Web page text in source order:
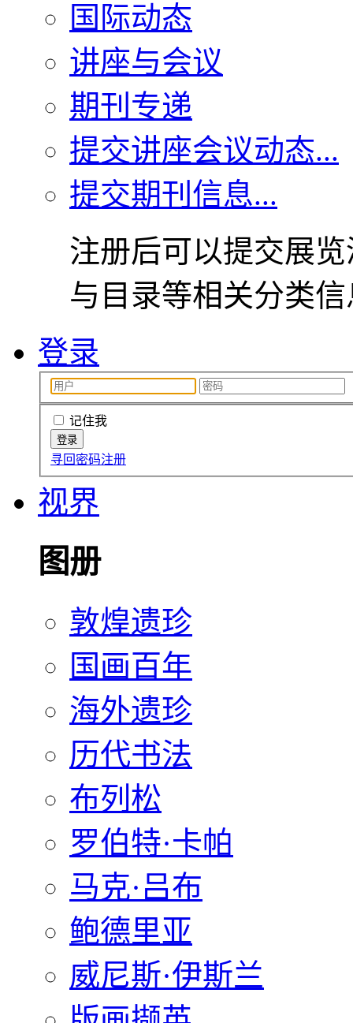
国际动态
讲座与会议
期刊专递
提交讲座会议动态...
提交期刊信息...
注册后可以提交展
与目录等相关分类
登录
记住我
寻回密码注册
视界
图册
敦煌遗珍
国画百年
海外遗珍
历代书法
布列松
罗伯特·卡帕
马克·吕布
鲍德里亚
威尼斯·伊斯兰